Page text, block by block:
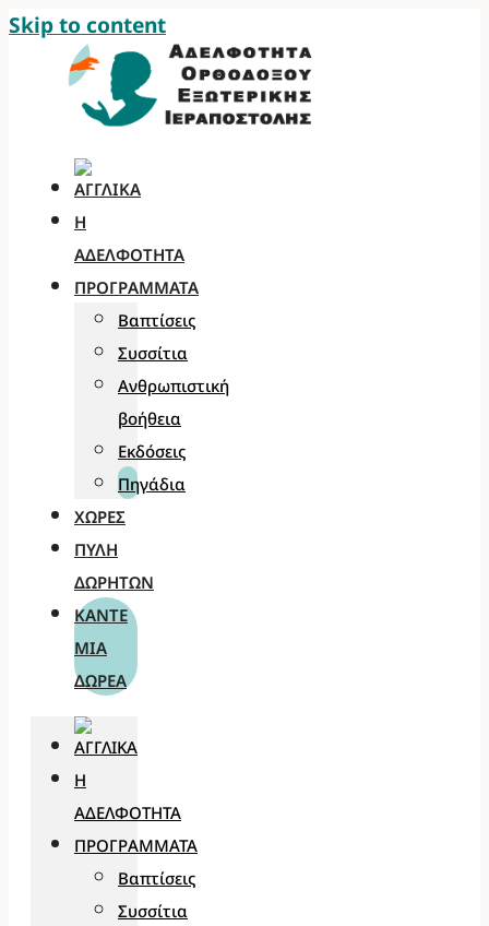
Skip to content
Η
ΑΔΕΛΦΌΤΗΤΑ
ΠΡΟΓΡΆΜΜΑΤΑ
Βαπτίσεις
Συσσίτια
Ανθρωπιστική
βοήθεια
Εκδόσεις
Πηγάδια
ΧΏΡΕΣ
ΠΎΛΗ
ΔΩΡΗΤΏΝ
ΚΆΝΤΕ
ΜΊΑ
ΔΩΡΕΆ
Η
ΑΔΕΛΦΌΤΗΤΑ
ΠΡΟΓΡΆΜΜΑΤΑ
Βαπτίσεις
Συσσίτια